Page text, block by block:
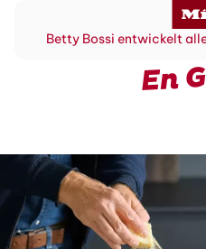
Betty Bossi entwickelt
En